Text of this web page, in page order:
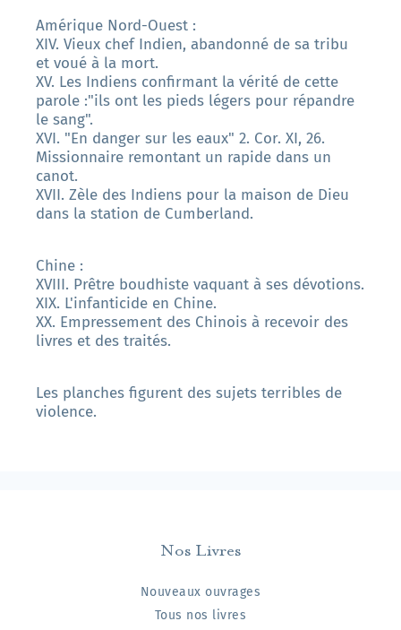
Amérique Nord-Ouest :
XIV. Vieux chef Indien, abandonné de sa tribu
et voué à la mort.
XV. Les Indiens confirmant la vérité de cette
parole :"ils ont les pieds légers pour répandre
le sang".
XVI. "En danger sur les eaux" 2. Cor. XI, 26.
Missionnaire remontant un rapide dans un
canot.
XVII. Zèle des Indiens pour la maison de Dieu
dans la station de Cumberland.
Chine :
XVIII. Prêtre boudhiste vaquant à ses dévotions.
XIX. L'infanticide en Chine.
XX. Empressement des Chinois à recevoir des
livres et des traités.
Les planches figurent des sujets terribles de
violence.
Nos Livres
Nouveaux ouvrages
Tous nos livres